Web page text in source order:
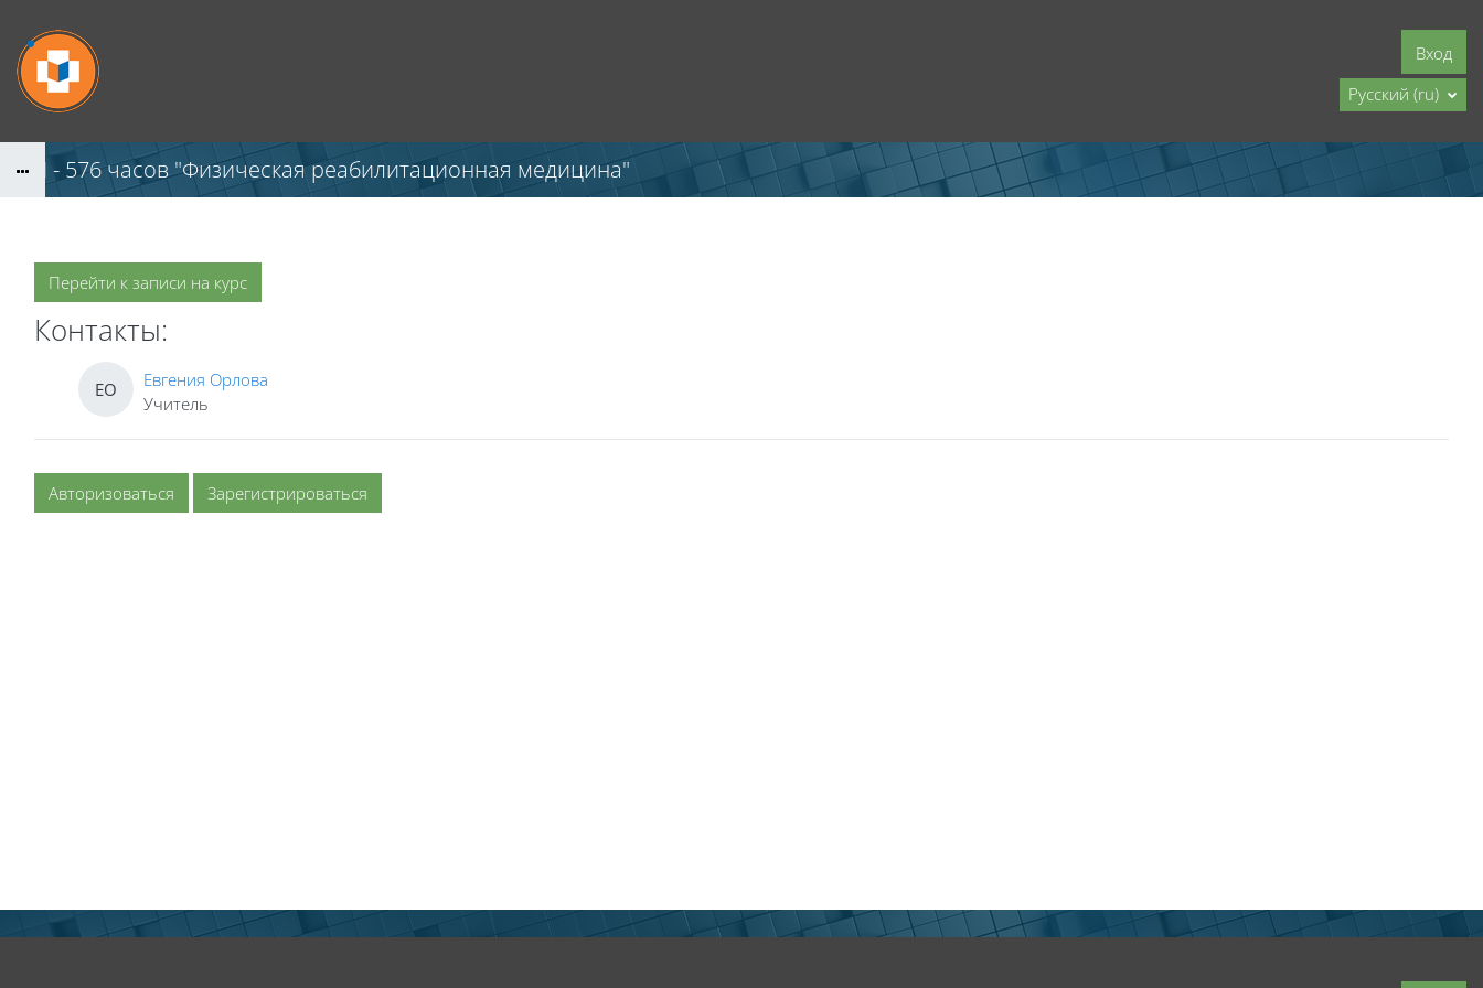
Вход
Русский ‎(ru)‎
ПП - 576 часов "Физическая реабилитационная медицина"
Перейти к записи на курс
Контакты:
ЕО
Евгения Орлова
Учитель
Авторизоваться Зарегистрироваться